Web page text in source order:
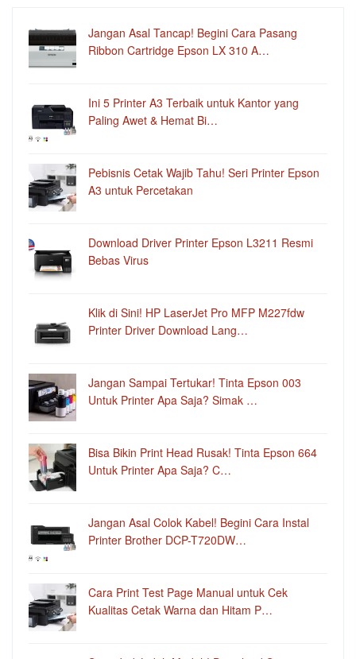
Jangan Asal Tancap! Begini Cara Pasang
Ribbon Cartridge Epson LX 310 A…
Ini 5 Printer A3 Terbaik untuk Kantor yang
Paling Awet & Hemat Bi…
Pebisnis Cetak Wajib Tahu! Seri Printer Epson
A3 untuk Percetakan
Download Driver Printer Epson L3211 Resmi
Bebas Virus
Klik di Sini! HP LaserJet Pro MFP M227fdw
Printer Driver Download Lang…
Jangan Sampai Tertukar! Tinta Epson 003
Untuk Printer Apa Saja? Simak …
Bisa Bikin Print Head Rusak! Tinta Epson 664
Untuk Printer Apa Saja? C…
Jangan Asal Colok Kabel! Begini Cara Instal
Printer Brother DCP-T720DW…
Cara Print Test Page Manual untuk Cek
Kualitas Cetak Warna dan Hitam P…